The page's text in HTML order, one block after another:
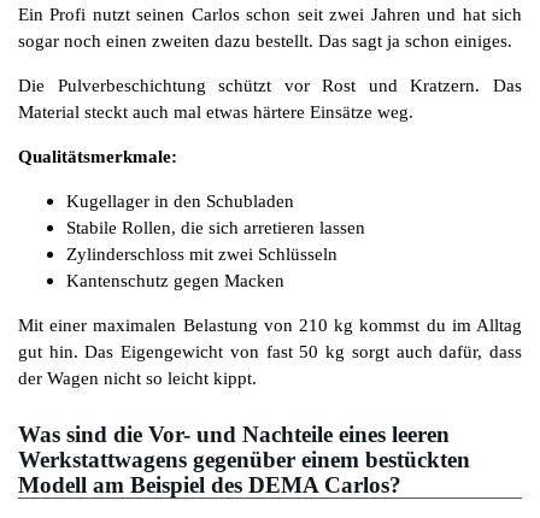
Ein Profi nutzt seinen Carlos schon seit zwei Jahren und hat sich
sogar noch einen zweiten dazu bestellt. Das sagt ja schon einiges.
Die Pulverbeschichtung schützt vor Rost und Kratzern. Das
Material steckt auch mal etwas härtere Einsätze weg.
Qualitätsmerkmale:
Kugellager in den Schubladen
Stabile Rollen, die sich arretieren lassen
Zylinderschloss mit zwei Schlüsseln
Kantenschutz gegen Macken
Mit einer maximalen Belastung von 210 kg kommst du im Alltag
gut hin. Das Eigengewicht von fast 50 kg sorgt auch dafür, dass
der Wagen nicht so leicht kippt.
Was sind die Vor- und Nachteile eines leeren
Werkstattwagens gegenüber einem bestückten
Modell am Beispiel des DEMA Carlos?